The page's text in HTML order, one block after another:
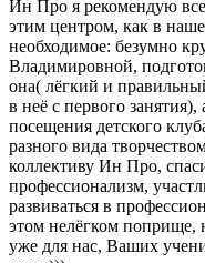
Ин Про я рекомендую
этим центром, как в
необходимое: безумно
Владимировной,
она( лёгкий и
в неё с первого
посещения детского
разного вида
коллективу Ин Про,
профессионализм,
развиваться в
этом нелёгком поприще,
уже для нас, Ваших